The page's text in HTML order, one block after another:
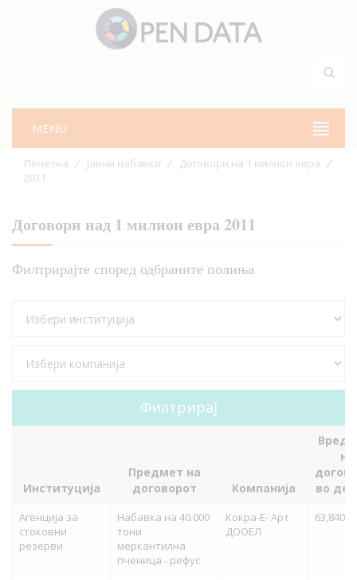
MENU
Почетна Јавни набавки
Договори на 1 милион евра
2011
Договори над 1 милион евра 2011
Филтрирајте според одбраните полиња
Институција
Предмет на
договорот
Компанија
на
во
Агенција за
стоковни
резерви
Набавка на 40.000
тони
меркантилна
пченица - рефус
Кокра-Е- Арт
ДООЕЛ